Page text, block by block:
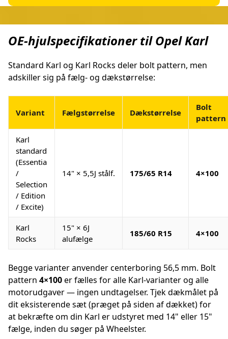
OE-hjulspecifikationer til Opel Karl
Standard Karl og Karl Rocks deler bolt pattern, men
adskiller sig på fælg- og dækstørrelse:
Variant Fælgstørrelse Dækstørrelse
Bolt
pattern
Karl
standard
(Essentia
/
Selection
/ Edition
/ Excite)
14" × 5,5J stålf. 175/65 R14 4×100
Karl
Rocks
15" × 6J
alufælge
185/60 R15 4×100
Begge varianter anvender centerboring 56,5 mm. Bolt
pattern 4×100er fælles for alle Karl-varianter og alle
motorudgaver — ingen undtagelser. Tjek dækmålet på
dit eksisterende sæt (præget på siden af dækket) for
at bekræfte om din Karl er udstyret med 14" eller 15"
fælge, inden du søger på Wheelster.